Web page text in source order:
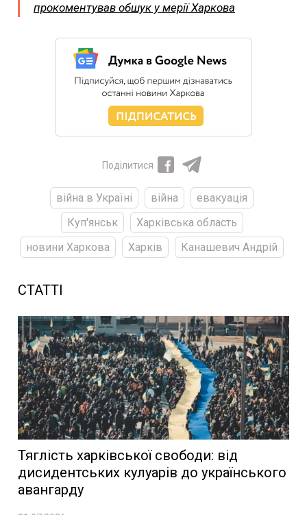
прокоментував обшук у мерії Харкова
Поділитися
війна в Україні війна
евакуація
Куп'янськ
Харківська область
новини Харкова
Харків Канашевич Андрій
СТАТТІ
Тяглість харківської свободи: від
дисидентських кулуарів до українського
авангарду